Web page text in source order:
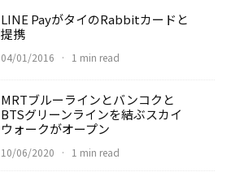
LINE PayがタイのRabbitカードと
提携
04/01/2016 · 1 min read
MRTブルーラインとバンコクと
BTSグリーンラインを結ぶスカイ
ウォークがオープン
10/06/2020 · 1 min read